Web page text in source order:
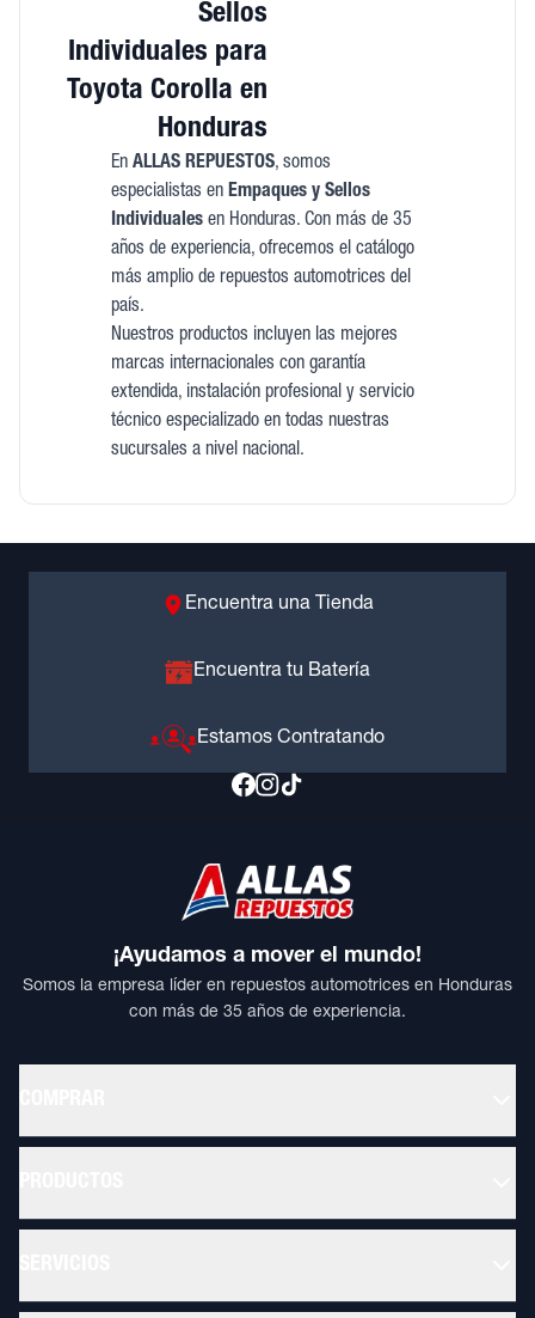
Sellos
Individuales para
Toyota Corolla en
Honduras
En ALLAS REPUESTOS, somos
especialistas en Empaques y Sellos
Individualesen Honduras. Con más de 35
años de experiencia, ofrecemos el catálogo
más amplio de repuestos automotrices del
país.
Nuestros productos incluyen las mejores
marcas internacionales con garantía
extendida, instalación profesional y servicio
técnico especializado en todas nuestras
sucursales a nivel nacional.
Encuentra una Tienda
Encuentra tu Batería
Estamos Contratando
¡Ayudamos a mover el mundo!
Somos la empresa líder en repuestos automotrices en Honduras
con más de 35 años de experiencia.